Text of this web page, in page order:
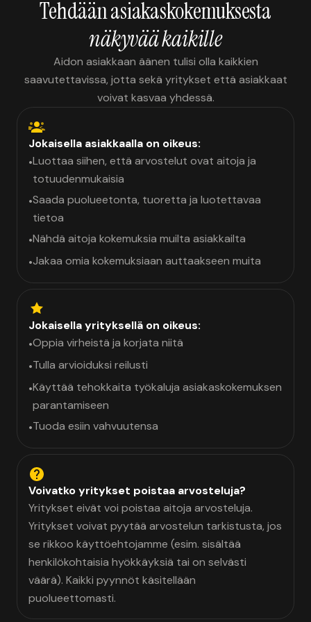
Tehdään asiakaskokemuksesta
näkyvää kaikille
Aidon asiakkaan äänen tulisi olla kaikkien
saavutettavissa, jotta sekä yritykset että asiakkaat
voivat kasvaa yhdessä.
Jokaisella asiakkaalla on oikeus:
•Luottaa siihen, että arvostelut ovat aitoja ja
totuudenmukaisia
•Saada puolueetonta, tuoretta ja luotettavaa
tietoa
•Nähdä aitoja kokemuksia muilta asiakkailta
•Jakaa omia kokemuksiaan auttaakseen muita
Jokaisella yrityksellä on oikeus:
•Oppia virheistä ja korjata niitä
•Tulla arvioiduksi reilusti
•Käyttää tehokkaita työkaluja asiakaskokemuksen
parantamiseen
•Tuoda esiin vahvuutensa
Voivatko yritykset poistaa arvosteluja?
Yritykset eivät voi poistaa aitoja arvosteluja.
Yritykset voivat pyytää arvostelun tarkistusta, jos
se rikkoo käyttöehtojamme (esim. sisältää
henkilökohtaisia hyökkäyksiä tai on selvästi
väärä). Kaikki pyynnöt käsitellään
puolueettomasti.